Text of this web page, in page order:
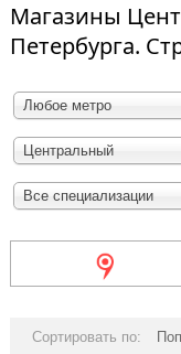
Магазины
Петербурга.
Любое метро
Центральный
Все специализации
Сортировать по: